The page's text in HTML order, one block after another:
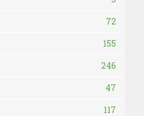
72
155
246
47
117